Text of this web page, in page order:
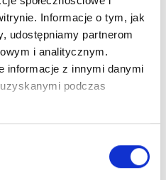
Informacje o tym, jak
udostępniamy partnerom
i analitycznym.
informacje z innymi danymi
podczas
NR KAT.
użycia